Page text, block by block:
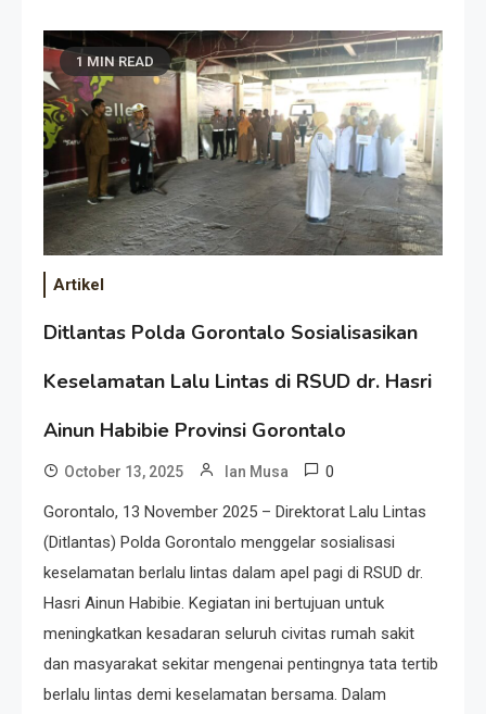
1 MIN READ
Artikel
Ditlantas Polda Gorontalo Sosialisasikan
Keselamatan Lalu Lintas di RSUD dr. Hasri
Ainun Habibie Provinsi Gorontalo
October 13, 2025 Ian Musa 0
Gorontalo, 13 November 2025 – Direktorat Lalu Lintas
(Ditlantas) Polda Gorontalo menggelar sosialisasi
keselamatan berlalu lintas dalam apel pagi di RSUD dr.
Hasri Ainun Habibie. Kegiatan ini bertujuan untuk
meningkatkan kesadaran seluruh civitas rumah sakit
dan masyarakat sekitar mengenai pentingnya tata tertib
berlalu lintas demi keselamatan bersama. Dalam